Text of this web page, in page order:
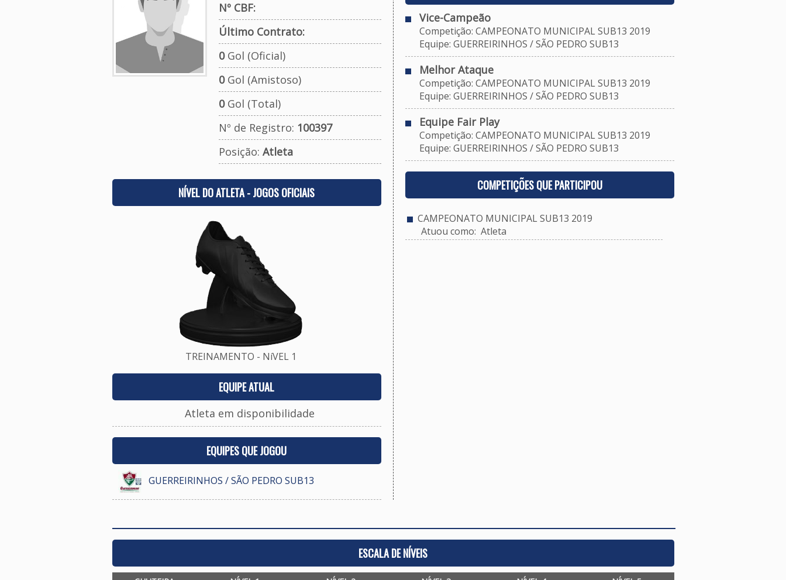
Nº CBF:
Último Contrato:
0Gol (Oficial)
0Gol (Amistoso)
0Gol (Total)
Nº de Registro: 100397
Posição: Atleta
NÍVEL DO ATLETA - JOGOS OFICIAIS
TREINAMENTO - NíVEL 1
EQUIPE ATUAL
Atleta em disponibilidade
EQUIPES QUE JOGOU
GUERREIRINHOS / SÃO PEDRO SUB13
Vice-Campeão
Competição: CAMPEONATO MUNICIPAL SUB13 2019
Equipe: GUERREIRINHOS / SÃO PEDRO SUB13
Melhor Ataque
Competição: CAMPEONATO MUNICIPAL SUB13 2019
Equipe: GUERREIRINHOS / SÃO PEDRO SUB13
Equipe Fair Play
Competição: CAMPEONATO MUNICIPAL SUB13 2019
Equipe: GUERREIRINHOS / SÃO PEDRO SUB13
COMPETIÇÕES QUE PARTICIPOU
CAMPEONATO MUNICIPAL SUB13 2019
Atuou como: Atleta
ESCALA DE NÍVEIS